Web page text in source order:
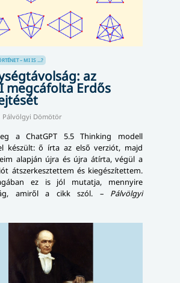
– MI IS ...?
az
megcáfolta Erdős
Pálvölgyi Dömötör
a ChatGPT 5.5 Thinking modell
készült: ő írta az első verziót, majd
alapján újra és újra átírta, végül a
átszerkesztettem és kiegészítettem.
ez is jól mutatja, mennyire
amiről a cikk szól. – Pálvölgyi